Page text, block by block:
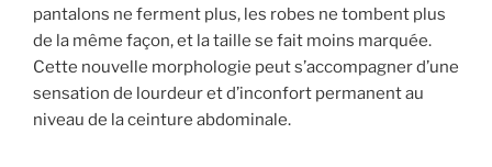
pantalons ne ferment plus, les robes ne tombent plus
de la même façon, et la taille se fait moins marquée.
Cette nouvelle morphologie peut s’accompagner d’une
sensation de lourdeur et d’inconfort permanent au
niveau de la ceinture abdominale.